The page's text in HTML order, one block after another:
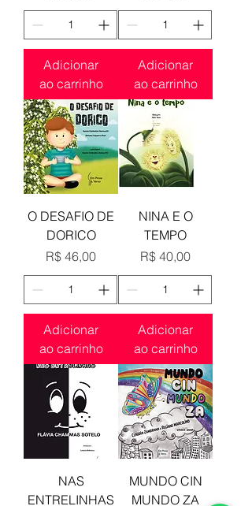
Adicionar
ao carrinho
Adicionar
ao carrinho
O DESAFIO DE
DORICO
Preço
R$ 46,00
Adicionar
ao carrinho
NINA E O
TEMPO
Preço
R$ 40,00
Adicionar
ao carrinho
NAS
ENTRELINHAS
MUNDO CIN
MUNDO ZA